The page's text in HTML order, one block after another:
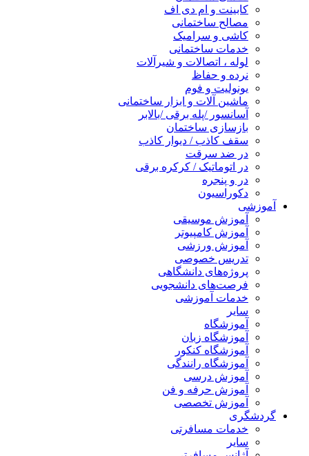
کابینت و ام دی اف
مصالح ساختمانی
کاشی و سرامیک
خدمات ساختمانی
لوله ، اتصالات و شیرآلات
نرده و حفاظ
یونولیت و فوم
ماشین آلات و ابزار ساختمانی
آسانسور /پله برقی /بالابر
بازسازی ساختمان
سقف کاذب / دیوار کاذب
در ضد سرقت
در اتوماتیک / کرکره برقی
در و پنجره
دکوراسیون
آموزشی
آموزش موسیقی
آموزش کامپیوتر
آموزش ورزشی
تدریس خصوصی
پروژه‌های دانشگاهی
فرصت‌های دانشجویی
خدمات آموزشی
سایر
آموزشگاه
آموزشگاه زبان
آموزشگاه کنکور
آموزشگاه رانندگی
آموزش درسی
آموزش حرفه و فن
آموزش تخصصی
گردشگری
خدمات مسافرتی
سایر